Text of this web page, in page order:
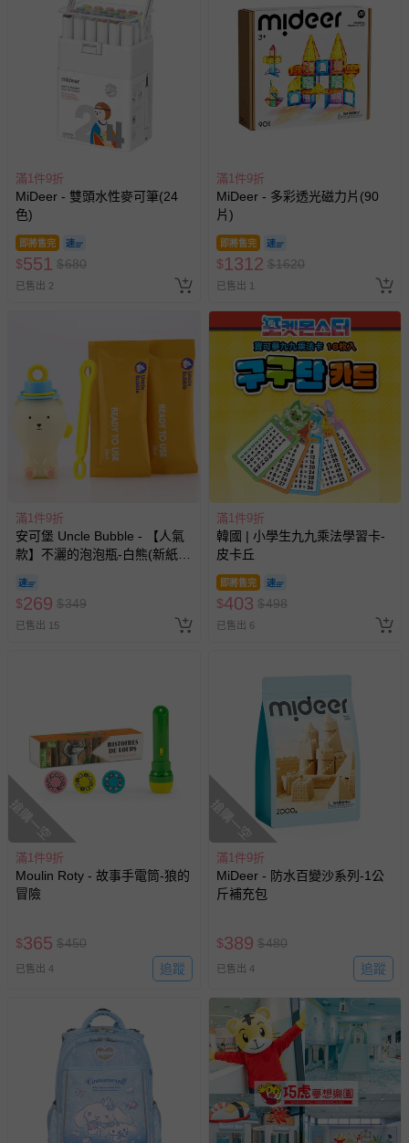
滿1件9折
MiDeer - 雙頭水性麥可筆(24
色)
即將售完
$551 $680
已售出 2
滿1件9折
MiDeer - 多彩透光磁力片(90
片)
即將售完
$1312 $1620
已售出 1
滿1件9折
安可堡 Uncle Bubble - 【人氣
款】不灑的泡泡瓶-白熊(新紙盒
$269 $349
已售出 15
滿1件9折
韓國 | 小學生九九乘法學習卡-
皮卡丘
即將售完
$403 $498
已售出 6
搶購一空
滿1件9折
Moulin Roty - 故事手電筒-狼的
冒險
$365 $450
已售出 4 追蹤
搶購一空
滿1件9折
MiDeer - 防水百變沙系列-1公
斤補充包
$389 $480
已售出 4 追蹤